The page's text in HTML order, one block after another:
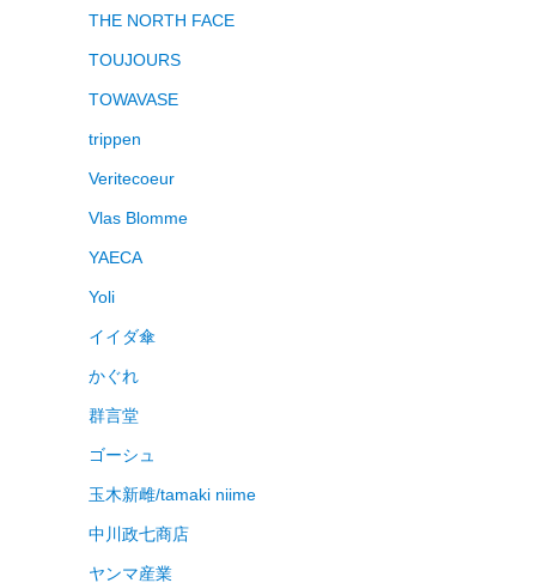
THE NORTH FACE
TOUJOURS
TOWAVASE
trippen
Veritecoeur
Vlas Blomme
YAECA
Yoli
イイダ傘
かぐれ
群言堂
ゴーシュ
玉木新雌/tamaki niime
中川政七商店
ヤンマ産業